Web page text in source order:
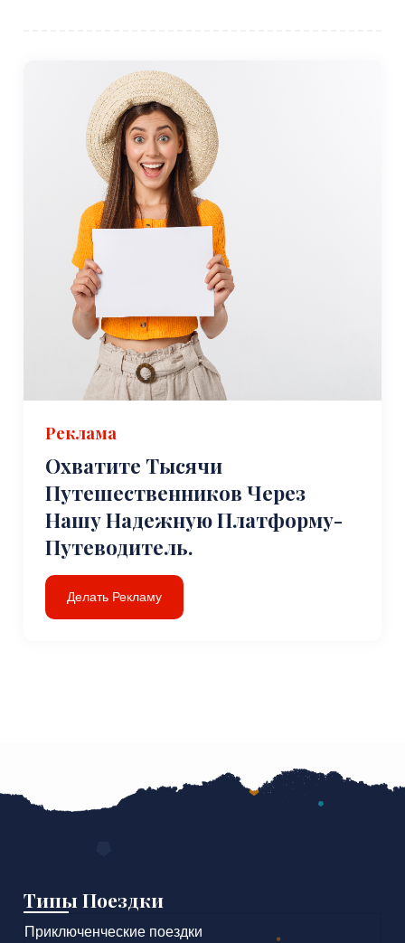
Реклама
Охватите Тысячи
Путешественников Через
Нашу Надежную Платформу-
Путеводитель.
Делать Рекламу
Типы Поездки
Приключенческие поездки